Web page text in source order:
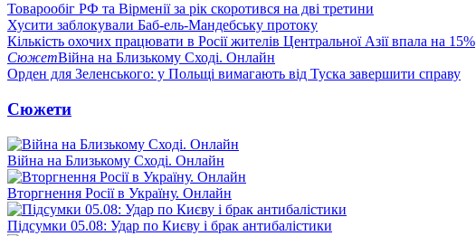
Товарообіг РФ та Вірменії за рік скоротився на дві третини
Хусити заблокували Баб-ель-Мандебську протоку
Кількість охочих працювати в Росії жителів Центральної Азії впала на 15%
СюжетВійна на Близькому Сході. Онлайн
Орден для Зеленського: у Польщі вимагають від Туска завершити справу
Сюжети
Війна на Близькому Сході. Онлайн
Вторгнення Росії в Україну. Онлайн
Підсумки 05.08: Удар по Києву і брак антибалістики